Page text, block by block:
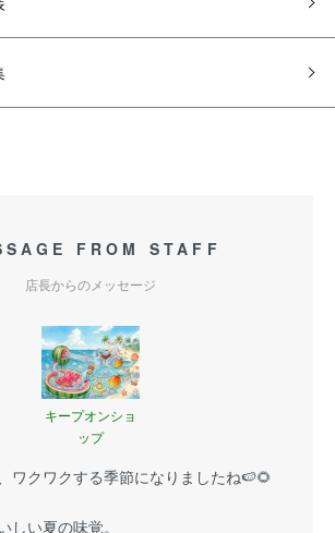
FROM STAFF
店長からのメッセージ
キープオンショ
ップ
ワクワクする季節になりましたね🍉🌻
しい夏の味覚。